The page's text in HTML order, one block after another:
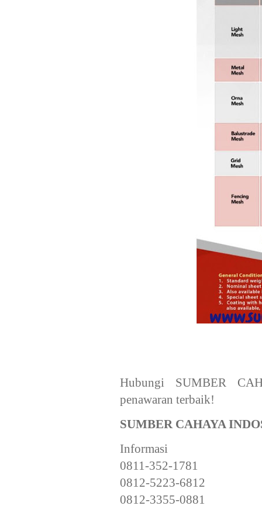
Hubungi SUMBER
penawaran terbaik!
SUMBER CAHAYA
Informasi
0811-352-1781
0812-5223-6812
0812-3355-0881